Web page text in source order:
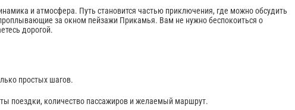
и атмосфера. Путь становится частью приключения, где можно обсудить
за окном пейзажи Прикамья. Вам не нужно беспокоиться о
дорогой.
простых шагов.
поездки, количество пассажиров и желаемый маршрут.